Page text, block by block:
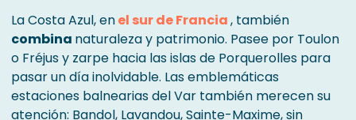
La Costa Azul, enel sur de Francia, también
combina naturaleza y patrimonio. Pasee por Toulon
o Fréjus y zarpe hacia las islas de Porquerolles para
pasar un día inolvidable. Las emblemáticas
estaciones balnearias del Var también merecen su
atención: Bandol, Lavandou, Sainte-Maxime, sin